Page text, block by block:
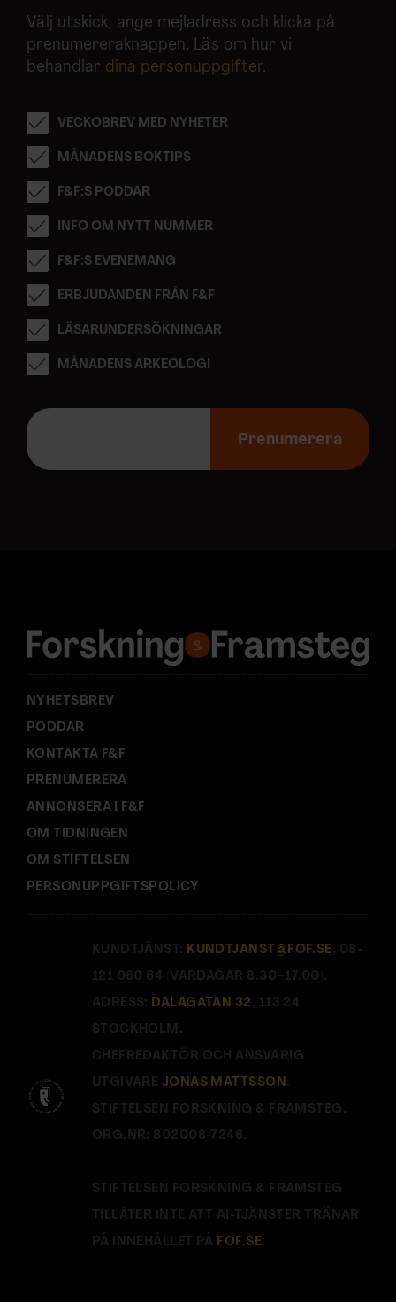
Välj utskick, ange mejladress och klicka på
prenumereraknappen. Läs om hur vi
behandlar dina personuppgifter.
VECKOBREV MED NYHETER
MÅNADENS BOKTIPS
F&F:S PODDAR
INFO OM NYTT NUMMER
F&F:S EVENEMANG
ERBJUDANDEN FRÅN F&F
LÄSARUNDERSÖKNINGAR
MÅNADENS ARKEOLOGI
E
p
s
:
Prenumerera
NYHETSBREV
PODDAR
KONTAKTA F&F
PRENUMERERA
ANNONSERA I F&F
OM TIDNINGEN
OM STIFTELSEN
PERSONUPPGIFTSPOLICY
KUNDTJÄNST: KUNDTJANST@FOF.SE , 08-
121 060 64 (VARDAGAR 8.30–17.00).
ADRESS: DALAGATAN 32 , 113 24
STOCKHOLM.
CHEFREDAKTÖR OCH ANSVARIG
UTGIVARE JONAS MATTSSON .
STIFTELSEN FORSKNING & FRAMSTEG.
ORG.NR: 802008-7246.
STIFTELSEN FORSKNING & FRAMSTEG
TILLÅTER INTE ATT AI-TJÄNSTER TRÄNAR
PÅ INNEHÅLLET PÅ FOF.SE.